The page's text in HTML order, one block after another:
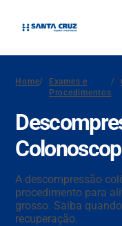
Home/
Exames e
Procedimentos
/
A descompressão
procedimento para
grosso. Saiba
recuperação.